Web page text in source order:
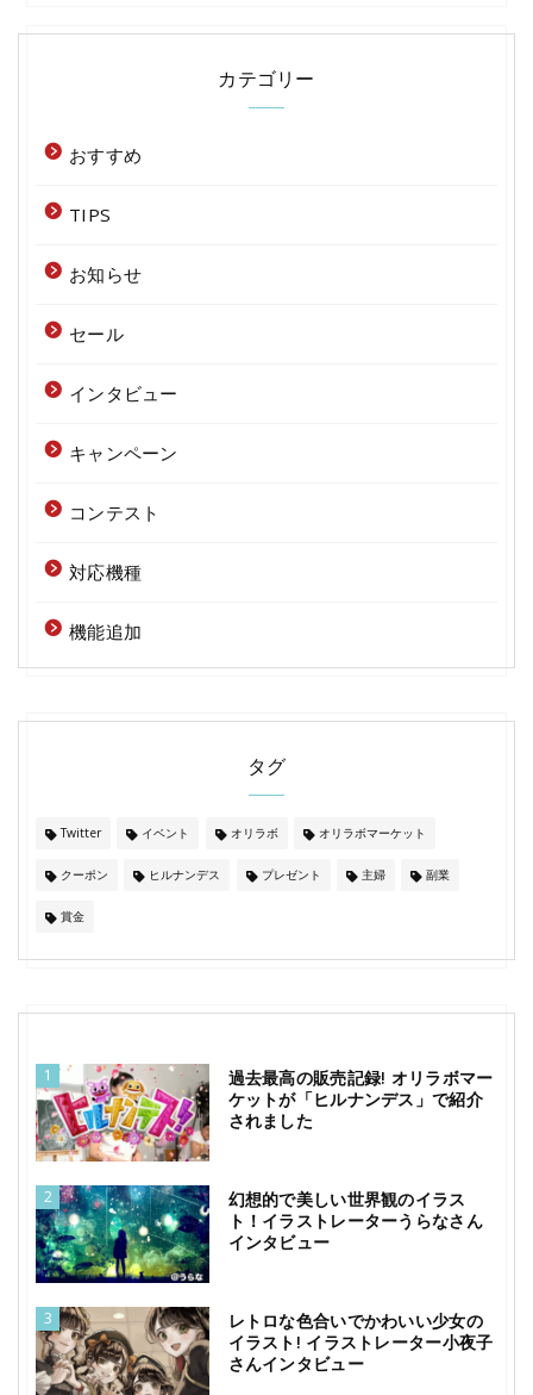
カテゴリー
おすすめ
TIPS
お知らせ
セール
インタビュー
キャンペーン
コンテスト
対応機種
機能追加
タグ
Twitter イベント オリラボ オリラボマーケット
クーポン ヒルナンデス プレゼント 主婦 副業
賞金
1
過去最高の販売記録! オリラボマー
ケットが「ヒルナンデス」で紹介
されました
2
幻想的で美しい世界観のイラス
ト！イラストレーターうらなさん
インタビュー
3
レトロな色合いでかわいい少女の
イラスト! イラストレーター小夜子
さんインタビュー